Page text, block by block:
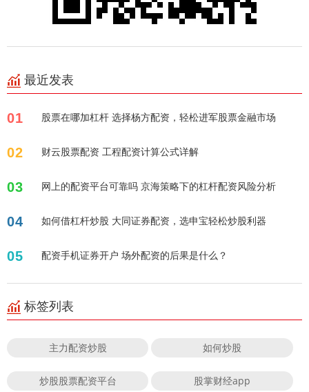
最近发表
01 股票在哪加杠杆 选择杨方配资，轻松进军股票金融市场
02 财云股票配资 工程配资计算公式详解
03 网上的配资平台可靠吗 京海策略下的杠杆配资风险分析
04 如何借杠杆炒股 大同证券配资，选申宝轻松炒股利器
05 配资手机证券开户 场外配资的后果是什么？
标签列表
主力配资炒股 如何炒股
炒股股票配资平台 股掌财经app